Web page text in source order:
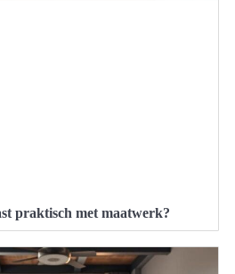
praktisch met maatwerk?